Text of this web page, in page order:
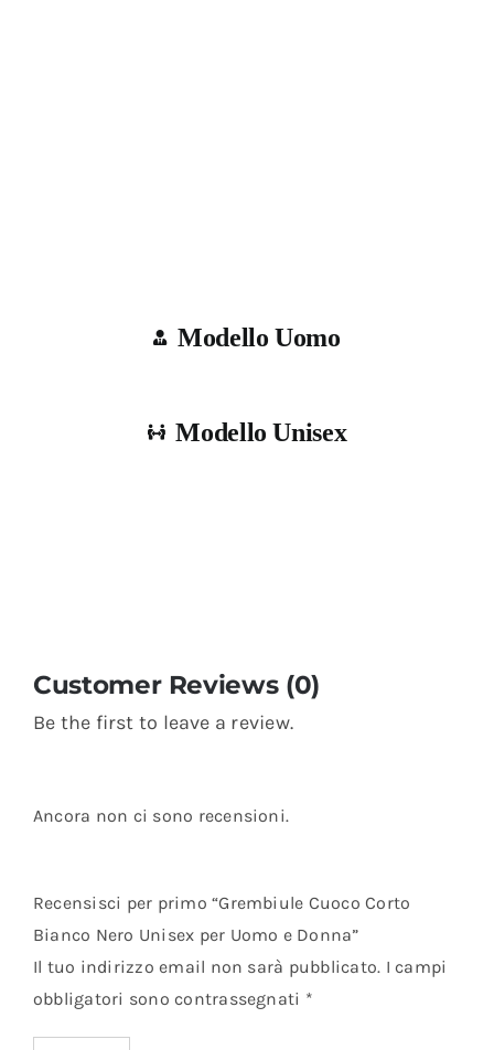
Modello Uomo
Modello Unisex
Customer Reviews (0)
Be the first to leave a review.
Ancora non ci sono recensioni.
Recensisci per primo “Grembiule Cuoco Corto
Bianco Nero Unisex per Uomo e Donna”
Il tuo indirizzo email non sarà pubblicato. I campi
obbligatori sono contrassegnati *